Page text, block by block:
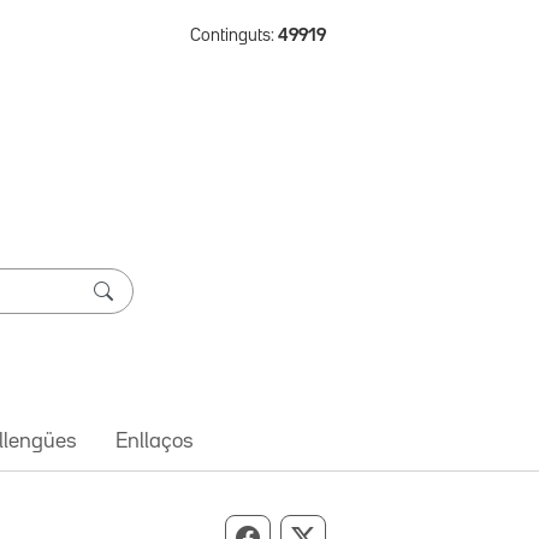
Continguts: 49919
Enllaços